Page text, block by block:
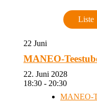
Liste
22 Juni
MANEO-
22. Juni 2028
18:30 - 20:30
MANEO-